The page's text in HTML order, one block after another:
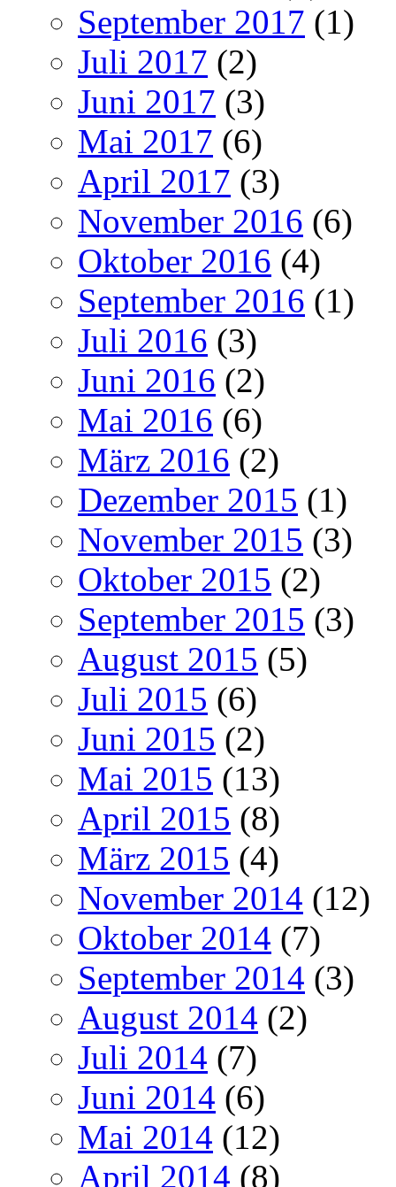
September 2017 (1)
Juli 2017 (2)
Juni 2017 (3)
Mai 2017 (6)
April 2017 (3)
November 2016 (6)
Oktober 2016 (4)
September 2016 (1)
Juli 2016 (3)
Juni 2016 (2)
Mai 2016 (6)
März 2016 (2)
Dezember 2015 (1)
November 2015 (3)
Oktober 2015 (2)
September 2015 (3)
August 2015 (5)
Juli 2015 (6)
Juni 2015 (2)
Mai 2015 (13)
April 2015 (8)
März 2015 (4)
November 2014 (12)
Oktober 2014 (7)
September 2014 (3)
August 2014 (2)
Juli 2014 (7)
Juni 2014 (6)
Mai 2014 (12)
April 2014 (8)